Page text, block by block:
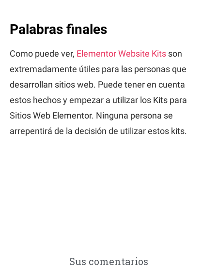
Palabras finales
Como puede ver, Elementor Website Kits son
extremadamente útiles para las personas que
desarrollan sitios web. Puede tener en cuenta
estos hechos y empezar a utilizar los Kits para
Sitios Web Elementor. Ninguna persona se
arrepentirá de la decisión de utilizar estos kits.
Sus comentarios